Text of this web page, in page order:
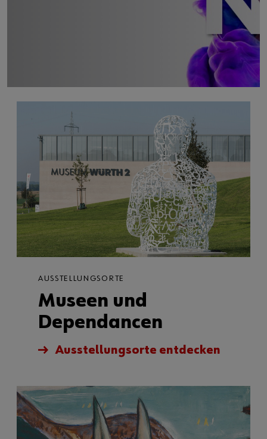
AUSSTELLUNGSORTE
Museen und
Dependancen
Ausstellungsorte entdecken